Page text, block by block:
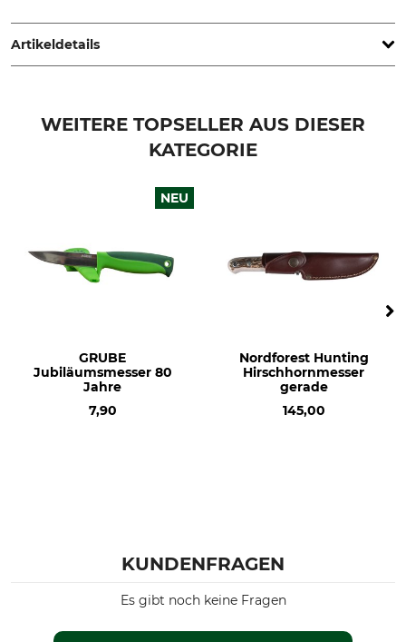
Germany, www.carl-walther.de
Artikeldetails
Klingenlänge
Modellbezeichnung
Gewicht
132 g
WEITERE TOPSELLER AUS DIESER
KATEGORIE
NEU
GRUBE
Jubiläumsmesser 80
Jahre
7,90
Nordforest Hunting
Hirschhornmesser
gerade
145,00
KUNDENFRAGEN
Es gibt noch keine Fragen